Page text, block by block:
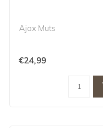
Ajax Muts
€24,99